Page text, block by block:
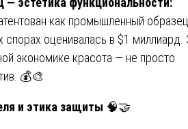
как промышленный
оценивалась в $1 миллиард.
экономике красота — не просто
💰🎨
и этика защиты 🧠🤝